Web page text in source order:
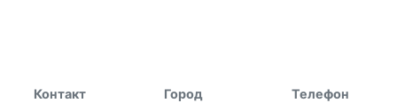
Контакт Город Телефон